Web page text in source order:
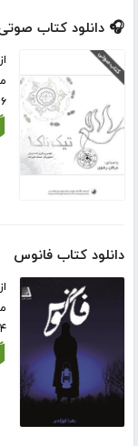
🎧 دانلود کتاب
۶ دقیقه
دانلود کتاب فانوس
۶۴